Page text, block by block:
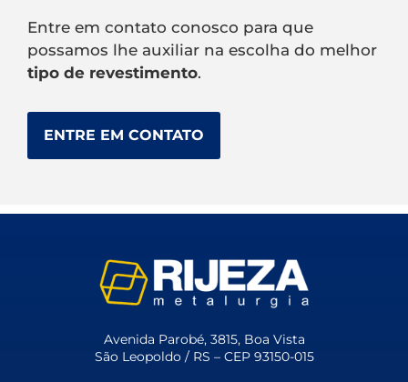
Entre em contato conosco para que
possamos lhe auxiliar na escolha do melhor
tipo de revestimento.
ENTRE EM CONTATO
Avenida Parobé, 3815, Boa Vista
São Leopoldo / RS – CEP 93150-015